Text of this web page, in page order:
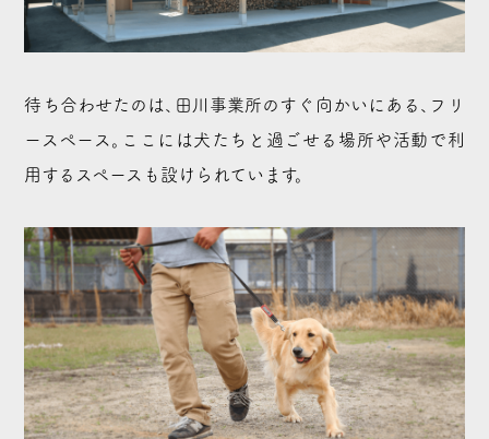
待ち合わせたのは、田川事業所のすぐ向かいにある、フリ
ースペース。ここには犬たちと過ごせる場所や活動で利
用するスペースも設けられています。